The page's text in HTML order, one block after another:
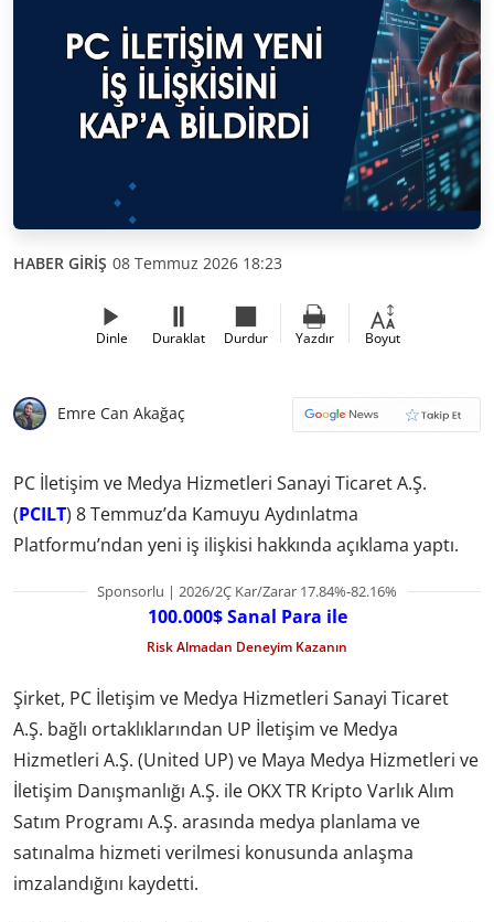
HABER GİRİŞ 08 Temmuz 2026 18:23
Dinle Duraklat Durdur Yazdır Boyut
Emre Can Akağaç
PC İletişim ve Medya Hizmetleri Sanayi Ticaret A.Ş.
(PCILT) 8 Temmuz’da Kamuyu Aydınlatma
Platformu’ndan yeni iş ilişkisi hakkında açıklama yaptı.
Sponsorlu | 2026/2Ç Kar/Zarar 17.84%-82.16%
100.000$ Sanal Para ile
Risk Almadan Deneyim Kazanın
Şirket, PC İletişim ve Medya Hizmetleri Sanayi Ticaret
A.Ş. bağlı ortaklıklarından UP İletişim ve Medya
Hizmetleri A.Ş. (United UP) ve Maya Medya Hizmetleri ve
İletişim Danışmanlığı A.Ş. ile OKX TR Kripto Varlık Alım
Satım Programı A.Ş. arasında medya planlama ve
satınalma hizmeti verilmesi konusunda anlaşma
imzalandığını kaydetti.